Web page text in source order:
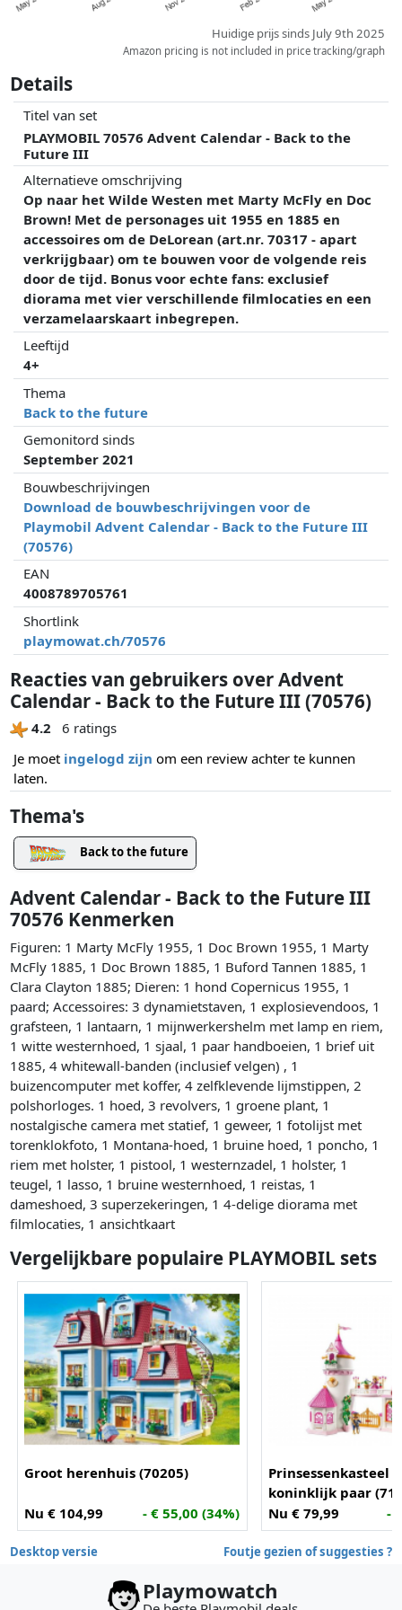
Huidige prijs sinds July 9th 2025
Amazon pricing is not included in price tracking/graph
Details
Titel van set
PLAYMOBIL 70576 Advent Calendar - Back to the
Future III
Alternatieve omschrijving
Op naar het Wilde Westen met Marty McFly en Doc
Brown! Met de personages uit 1955 en 1885 en
accessoires om de DeLorean (art.nr. 70317 - apart
verkrijgbaar) om te bouwen voor de volgende reis
door de tijd. Bonus voor echte fans: exclusief
diorama met vier verschillende filmlocaties en een
verzamelaarskaart inbegrepen.
Leeftijd
4+
Thema
Back to the future
Gemonitord sinds
September 2021
Bouwbeschrijvingen
Download de bouwbeschrijvingen voor de
Playmobil Advent Calendar - Back to the Future III
(70576)
EAN
4008789705761
Shortlink
playmowat.ch/70576
Reacties van gebruikers over Advent
Calendar - Back to the Future III (70576)
4.2
6 ratings
Je moet ingelogd zijn om een review achter te kunnen
laten.
Thema's
Back to the future
Advent Calendar - Back to the Future III
70576 Kenmerken
Figuren: 1 Marty McFly 1955, 1 Doc Brown 1955, 1 Marty
McFly 1885, 1 Doc Brown 1885, 1 Buford Tannen 1885, 1
Clara Clayton 1885; Dieren: 1 hond Copernicus 1955, 1
paard; Accessoires: 3 dynamietstaven, 1 explosievendoos, 1
grafsteen, 1 lantaarn, 1 mijnwerkershelm met lamp en riem,
1 witte westernhoed, 1 sjaal, 1 paar handboeien, 1 brief uit
1885, 4 whitewall-banden (inclusief velgen) , 1
buizencomputer met koffer, 4 zelfklevende lijmstippen, 2
polshorloges. 1 hoed, 3 revolvers, 1 groene plant, 1
nostalgische camera met statief, 1 geweer, 1 fotolijst met
torenklokfoto, 1 Montana-hoed, 1 bruine hoed, 1 poncho, 1
riem met holster, 1 pistool, 1 westernzadel, 1 holster, 1
teugel, 1 lasso, 1 bruine westernhoed, 1 reistas, 1
dameshoed, 3 superzekeringen, 1 4-delige diorama met
filmlocaties, 1 ansichtkaart
Vergelijkbare populaire PLAYMOBIL sets
Groot herenhuis (70205)
Nu € 104,99 - € 55,00 (34%)
Prinsessenkasteel
koninklijk paar
Nu € 79,99
-
Desktop versie Foutje gezien of suggesties ?
Playmowatch